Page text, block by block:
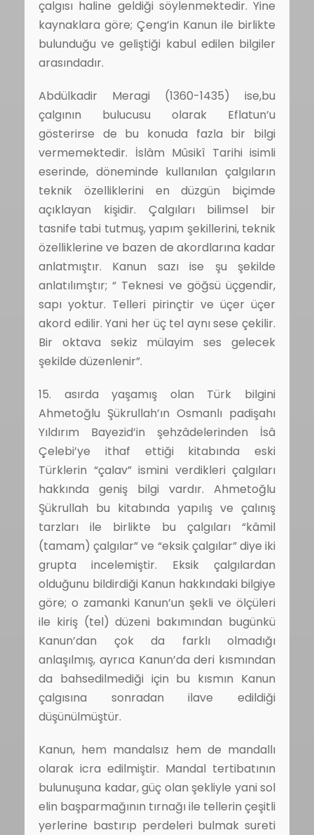
çalgısı haline geldiği söylenmektedir. Yine
kaynaklara göre; Çeng’in Kanun ile birlikte
bulunduğu ve geliştiği kabul edilen bilgiler
arasındadır.
Abdülkadir Meragi (1360-1435) ise,bu
çalgının bulucusu olarak Eflatun’u
gösterirse de bu konuda fazla bir bilgi
vermemektedir. İslâm Mûsikî Tarihi isimli
eserinde, döneminde kullanılan çalgıların
teknik özelliklerini en düzgün biçimde
açıklayan kişidir. Çalgıları bilimsel bir
tasnife tabi tutmuş, yapım şekillerini, teknik
özelliklerine ve bazen de akordlarına kadar
anlatmıştır. Kanun sazı ise şu şekilde
anlatılımştır; “ Teknesi ve göğsü üçgendir,
sapı yoktur. Telleri pirinçtir ve üçer üçer
akord edilir. Yani her üç tel aynı sese çekilir.
Bir oktava sekiz mülayim ses gelecek
şekilde düzenlenir”.
15. asırda yaşamış olan Türk bilgini
Ahmetoğlu Şükrullah’ın Osmanlı padişahı
Yıldırım Bayezid’in şehzâdelerinden İsâ
Çelebi’ye ithaf ettiği kitabında eski
Türklerin “çalav” ismini verdikleri çalgıları
hakkında geniş bilgi vardır. Ahmetoğlu
Şükrullah bu kitabında yapılış ve çalınış
tarzları ile birlikte bu çalgıları “kâmil
(tamam) çalgılar” ve “eksik çalgılar” diye iki
grupta incelemiştir. Eksik çalgılardan
olduğunu bildirdiği Kanun hakkındaki bilgiye
göre; o zamanki Kanun’un şekli ve ölçüleri
ile kiriş (tel) düzeni bakımından bugünkü
Kanun’dan çok da farklı olmadığı
anlaşılmış, ayrıca Kanun’da deri kısmından
da bahsedilmediği için bu kısmın Kanun
çalgısına sonradan ilave edildiği
düşünülmüştür.
Kanun, hem mandalsız hem de mandallı
olarak icra edilmiştir. Mandal tertibatının
bulunuşuna kadar, güç olan şekliyle yani sol
elin başparmağının tırnağı ile tellerin çeşitli
yerlerine bastırıp perdeleri bulmak sureti